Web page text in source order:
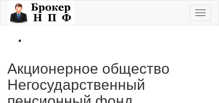
Перейти к основному содержанию
Акционерное общество
Негосударственный